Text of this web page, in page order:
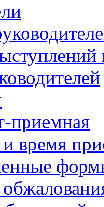
приемная
время